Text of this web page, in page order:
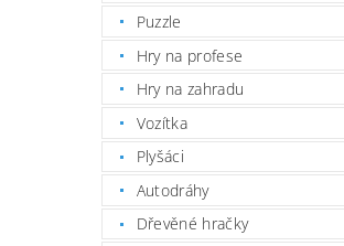
Puzzle
Hry na profese
Hry na zahradu
Vozítka
Plyšáci
Autodráhy
Dřevěné hračky